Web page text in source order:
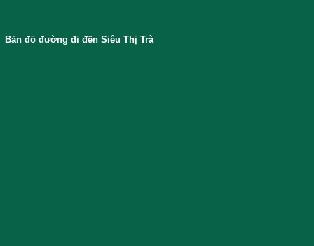
Bản đồ đường đi đến Siêu Thị Trà